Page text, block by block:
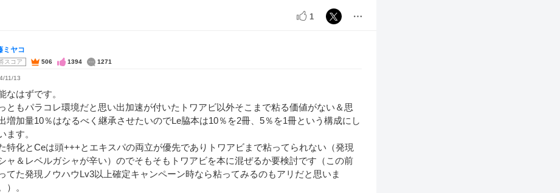
1
ミヤコ
スコア 506 1394 1271
11/13
なはずです。
ともパラコレ環境だと思い出加速が付いたトワアビ以外そこまで粘る価値がない＆思
増加量10％はなるべく継承させたいのでLe脇本は10％を2冊、5％を1冊という構成にし
ます。
特化とCeは頭+++とエキスパの両立が優先でありトワアビまで粘ってられない（発現
ャ＆レベルガシャが辛い）のでそもそもトワアビを本に混ぜるか要検討です（この前
てた発現ノウハウLv3以上確定キャンペーン時なら粘ってみるのもアリだと思いま
）。